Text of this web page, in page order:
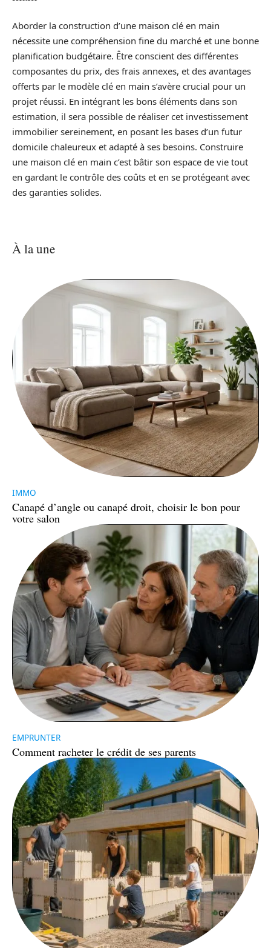
Aborder la construction d’une maison clé en main
nécessite une compréhension fine du marché et une bonne
planification budgétaire. Être conscient des différentes
composantes du prix, des frais annexes, et des avantages
offerts par le modèle clé en main s’avère crucial pour un
projet réussi. En intégrant les bons éléments dans son
estimation, il sera possible de réaliser cet investissement
immobilier sereinement, en posant les bases d’un futur
domicile chaleureux et adapté à ses besoins. Construire
une maison clé en main c’est bâtir son espace de vie tout
en gardant le contrôle des coûts et en se protégeant avec
des garanties solides.
À la une
IMMO
Canapé d’angle ou canapé droit, choisir le bon pour
votre salon
EMPRUNTER
Comment racheter le crédit de ses parents